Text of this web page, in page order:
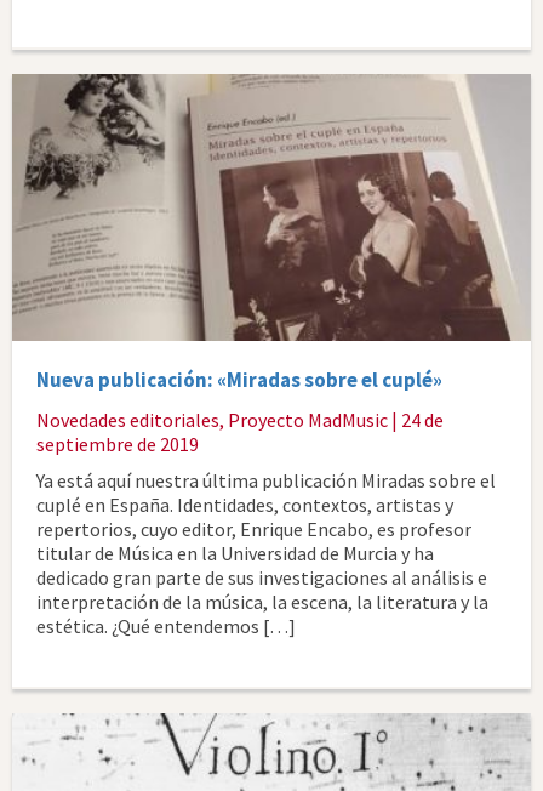
Nueva publicación: «Miradas sobre el cuplé»
Novedades editoriales, Proyecto MadMusic | 24 de
septiembre de 2019
Ya está aquí nuestra última publicación Miradas sobre el
cuplé en España. Identidades, contextos, artistas y
repertorios, cuyo editor, Enrique Encabo, es profesor
titular de Música en la Universidad de Murcia y ha
dedicado gran parte de sus investigaciones al análisis e
interpretación de la música, la escena, la literatura y la
estética. ¿Qué entendemos […]